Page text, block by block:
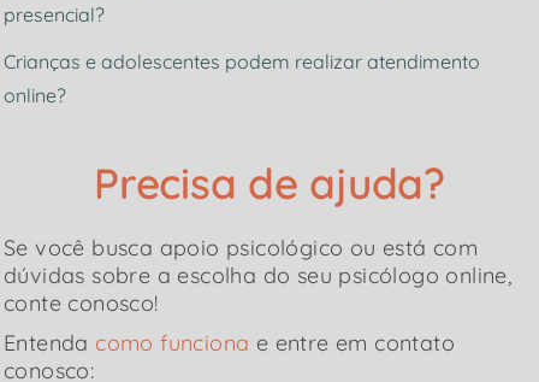
presencial?
Crianças e adolescentes podem realizar atendimento
online?
Precisa de ajuda?
Se você busca apoio psicológico ou está com
dúvidas sobre a escolha do seu psicólogo online,
conte conosco!
Entenda como funciona e entre em contato
conosco: